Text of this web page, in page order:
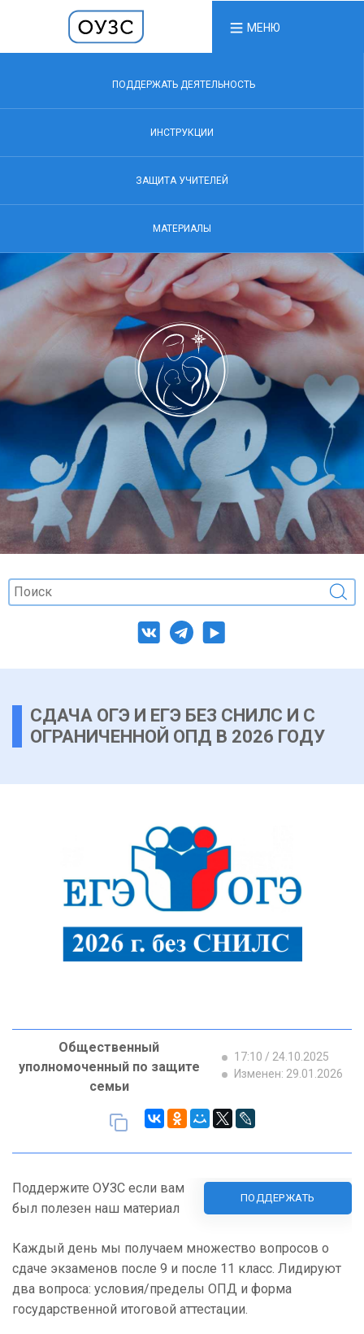
МЕНЮ
ПОДДЕРЖАТЬ ДЕЯТЕЛЬНОСТЬ
ИНСТРУКЦИИ
ЗАЩИТА УЧИТЕЛЕЙ
МАТЕРИАЛЫ
СДАЧА ОГЭ И ЕГЭ БЕЗ СНИЛС И С
ОГРАНИЧЕННОЙ ОПД В 2026 ГОДУ
Общественный
уполномоченный по защите
семьи
17:10 / 24.10.2025
Изменен: 29.01.2026
Поддержите ОУЗС если вам
был полезен наш материал
ПОДДЕРЖАТЬ
Каждый день мы получаем множество вопросов о
сдаче экзаменов после 9 и после 11 класс. Лидируют
два вопроса: условия/пределы ОПД и форма
государственной итоговой аттестации.